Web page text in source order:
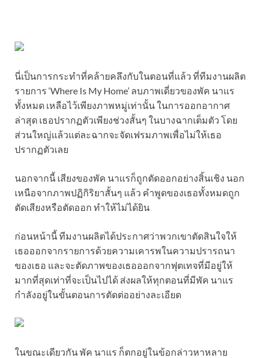
นี่เป็นการกระทำที่คล้ายคลึงกับในตอนที่แล้ว ที่ทีมงานผลิต
รายการ ‘Where Is My Home’ ลบภาพเดี่ยวของพัค นาแร
ทั้งหมด เหลือไว้เพียงภาพหมู่เท่านั้น ในการออกอากาศ
ล่าสุด เธอปรากฏตัวเพียงช่วงสั้นๆ ในบางฉากเต็มตัว โดย
ส่วนใหญ่แล้วแต่ละฉากจะจัดเฟรมภาพเพื่อไม่ให้เธอ
ปรากฏตัวเลย
นอกจากนี้ เสียงของพัค นาแรก็ถูกตัดออกอย่างสิ้นเชิง นอก
เหนือจากภาพปฏิกิริยาสั้นๆ แล้ว คำพูดของเธอทั้งหมดถูก
ตัดเสียงหรือตัดออก ทำให้ไม่ได้ยิน
ก่อนหน้านี้ ทีมงานผลิตได้ประกาศว่าพวกเขาตัดสินใจให้
เธอออกจากรายการด้วยความเคารพในความปรารถนา
ของเธอ และจะตัดภาพของเธอออกจากฟุตเทจที่มีอยู่ให้
มากที่สุดเท่าที่จะเป็นไปได้ ส่งผลให้ทุกตอนที่มีพัค นาแร
กำลังอยู่ในขั้นตอนการตัดต่ออย่างละเอียด
ในขณะเดียวกัน พัค นาแร ก็ตกอยู่ในข้อกล่าวหาหลาย